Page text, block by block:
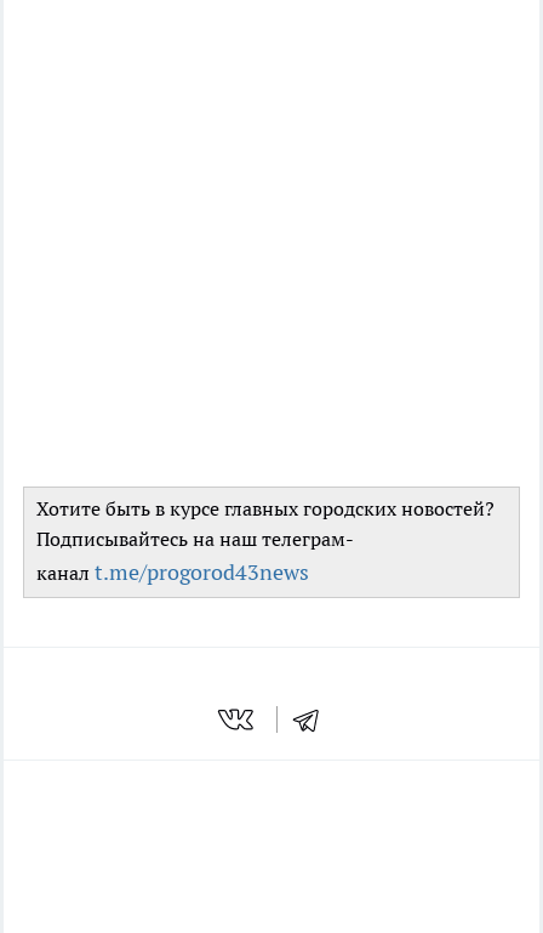
Хотите быть в курсе главных городских новостей?
Подписывайтесь на наш телеграм-
канал t.me/progorod43news